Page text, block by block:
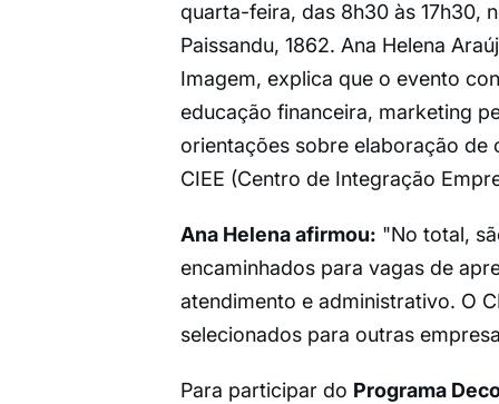
quarta-feira, das 8h30 às 17h30,
Paissandu, 1862. Ana Helena
Imagem, explica que o evento
educação financeira, marketing
orientações sobre elaboração de
CIEE (Centro de Integração
Ana Helena afirmou: "No total,
encaminhados para vagas de
atendimento e administrativo. O
selecionados para outras
Para participar do Programa